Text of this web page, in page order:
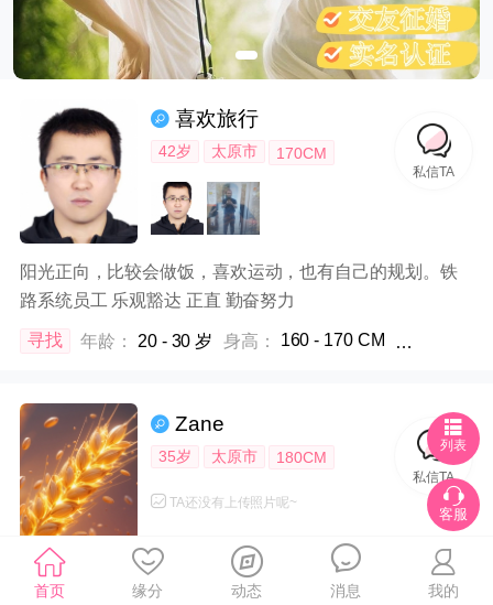
喜欢旅行
42岁 太原市 170CM
阳光正向，比较会做饭，喜欢运动，也有自己的规划。铁
路系统员工 乐观豁达 正直 勤奋努力
寻找 年龄： 20 - 30 岁 身高： 160 - 170 CM
私信TA
Zane
35岁 太原市 180CM
TA还没有上传照片呢~
性格开朗、胸怀宽广的人
私信TA
列表
客服
首页 缘分 动态 消息 我的